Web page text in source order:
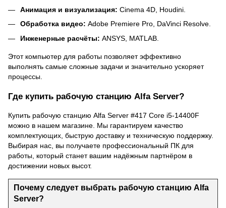
Анимация и визуализация: Cinema 4D, Houdini.
Обработка видео: Adobe Premiere Pro, DaVinci Resolve.
Инженерные расчёты: ANSYS, MATLAB.
Этот компьютер для работы позволяет эффективно
выполнять самые сложные задачи и значительно ускоряет
процессы.
Где купить рабочую станцию Alfa Server?
Купить рабочую станцию Alfa Server #417 Core i5-14400F
можно в нашем магазине. Мы гарантируем качество
комплектующих, быструю доставку и техническую поддержку.
Выбирая нас, вы получаете профессиональный ПК для
работы, который станет вашим надёжным партнёром в
достижении новых высот.
Почему следует выбрать рабочую станцию Alfa
Server?